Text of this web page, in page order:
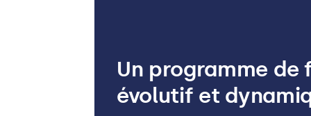
Un programme de
évolutif et